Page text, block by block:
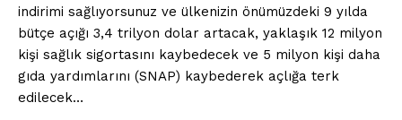
indirimi sağlıyorsunuz ve ülkenizin önümüzdeki 9 yılda
bütçe açığı 3,4 trilyon dolar artacak, yaklaşık 12 milyon
kişi sağlık sigortasını kaybedecek ve 5 milyon kişi daha
gıda yardımlarını (SNAP) kaybederek açlığa terk
edilecek…